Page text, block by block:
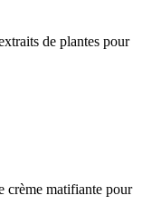
de plantes pour
crème matifiante pour